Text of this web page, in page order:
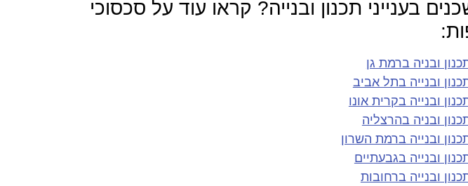
בענייני תכנון ובנייה? קראו עוד על סכסוכי
ובניה ברמת גן
ובנייה בתל אביב
ובנייה בקרית אונו
ובניה בהרצליה
ובנייה ברמת השרון
ובנייה בגבעתיים
ובנייה ברחובות